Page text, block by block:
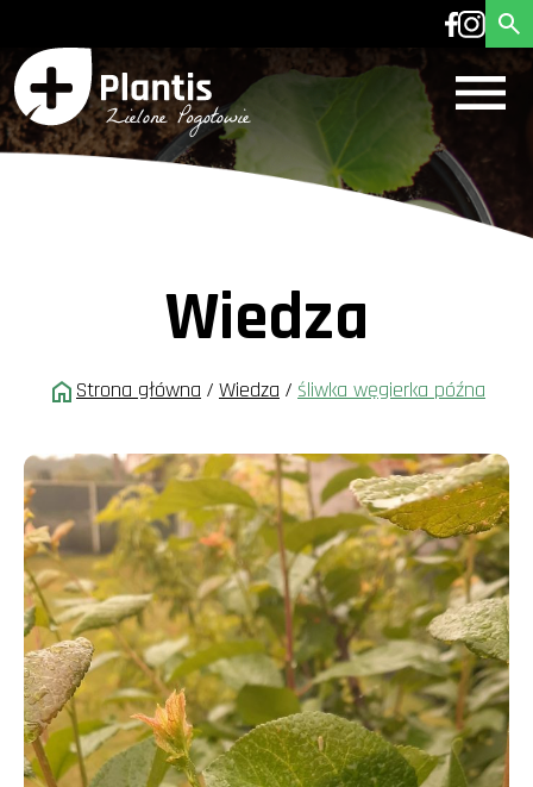
Wiedza
Strona główna / Wiedza / śliwka węgierka późna